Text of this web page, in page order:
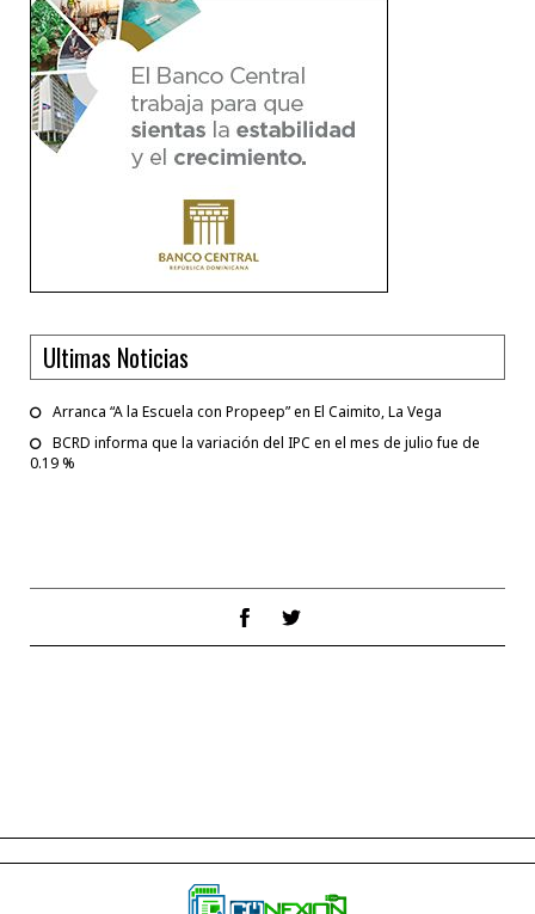
Ultimas Noticias
Arranca “A la Escuela con Propeep” en El Caimito, La Vega
BCRD informa que la variación del IPC en el mes de julio fue de
0.19 %